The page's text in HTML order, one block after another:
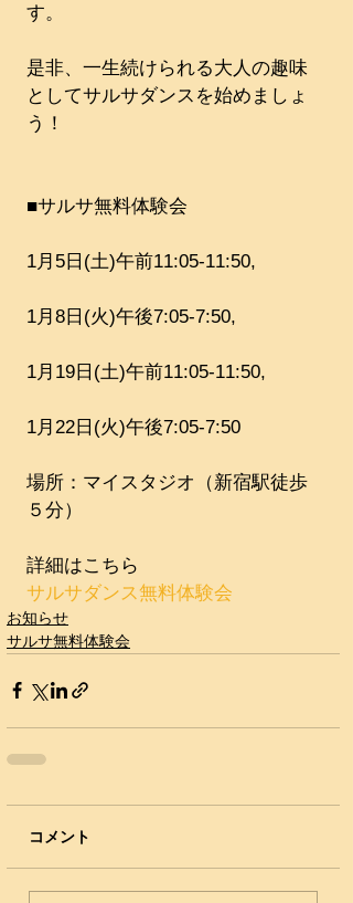
す。
是非、一生続けられる大人の趣味
としてサルサダンスを始めましょ
う！
■サルサ無料体験会
1月5日(土)午前11:05-11:50,
1月8日(火)午後7:05-7:50,
1月19日(土)午前11:05-11:50,
1月22日(火)午後7:05-7:50
場所：マイスタジオ（新宿駅徒歩
５分）
詳細はこちら
サルサダンス無料体験会
お知らせ
サルサ無料体験会
コメント